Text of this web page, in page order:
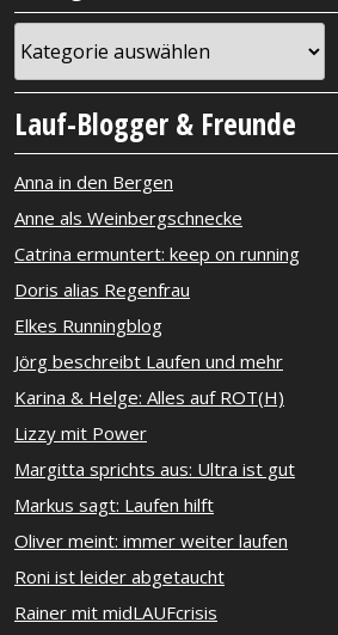
Lauf-Blogger & Freunde
Anna in den Bergen
Anne als Weinbergschnecke
Catrina ermuntert: keep on running
Doris alias Regenfrau
Elkes Runningblog
Jörg beschreibt Laufen und mehr
Karina & Helge: Alles auf ROT(H)
Lizzy mit Power
Margitta sprichts aus: Ultra ist gut
Markus sagt: Laufen hilft
Oliver meint: immer weiter laufen
Roni ist leider abgetaucht
Rainer mit midLAUFcrisis